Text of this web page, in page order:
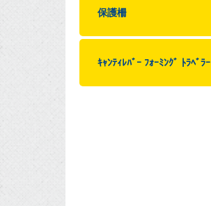
保護柵
ｷｬﾝﾃｨﾚﾊﾞｰ ﾌｫｰﾐﾝｸﾞ ﾄﾗﾍﾞﾗｰ